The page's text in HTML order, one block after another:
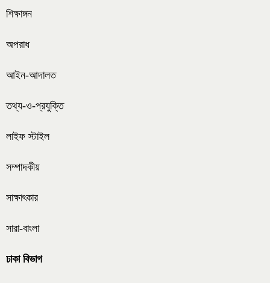
শিক্ষাঙ্গন
অপরাধ
আইন-আদালত
তথ্য-ও-প্রযুক্তি
লাইফ স্টাইল
সম্পাদকীয়
সাক্ষাৎকার
সারা-বাংলা
ঢাকা বিভাগ